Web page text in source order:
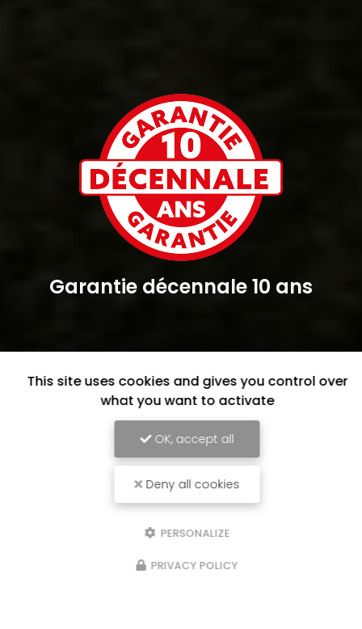
Garantie décennale 10 ans
This site uses cookies and gives you control over
what you want to activate
OK, accept all
Deny all cookies
PERSONALIZE
PRIVACY POLICY